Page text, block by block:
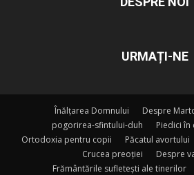
URMAȚI-NE
Înălțarea Domnului
Despre
pogorirea-sfintului-duh
Piedici în
Ortodoxia pentru copii
Păcatul avortului
Crucea preoției
Despre
Frământările sufletești ale tinerilor